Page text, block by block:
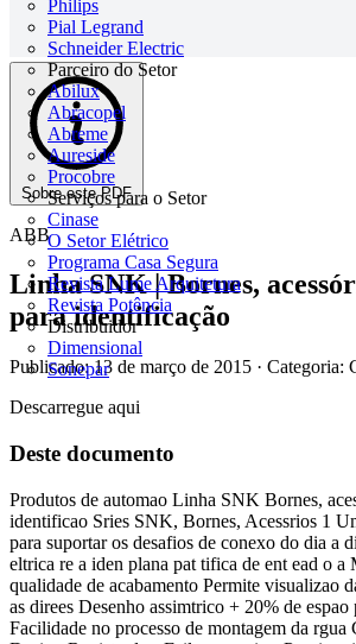
Philips
Pial Legrand
Schneider Electric
Parceiro do Setor
Abilux
Abracopel
Abreme
Aureside
Procobre
Serviços para o Setor
Cinase
O Setor Elétrico
Programa Casa Segura
Revista Lume Arquitetura
Revista Potência
Distribuidor
Dimensional
Sonepar
Sobre este PDF
ABB
Linha SNK | Bornes,
para identificação
Publicado: 13 de março de 2015 · Categoria:
Descarregue aqui
Deste documento
Produtos de automao Linha SNK Bornes,
identificao Sries SNK, Bornes, Acessrios 1
para suportar os desafios de conexo do dia a
eltrica re a iden plana pat tifica de ent ead o a
qualidade de acabamento Permite visualizao
as direes Desenho assimtrico + 20% de espao
Facilidade no processo de montagem da rgua